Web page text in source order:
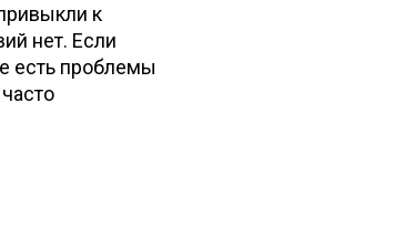
к
нет. Если
есть проблемы